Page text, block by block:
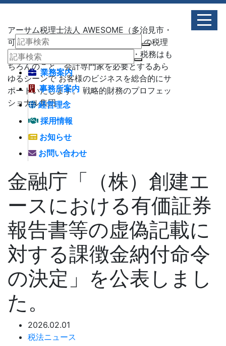
アーサム税理士法人 AWESOME（多治見市・
可児市・瑞浪市・土岐市） -地域No1 の税理
士法人 アーサム税理士法人 – 会計・税務はも
ちろんのこと、会計専門家を必要とするあら
ゆるシーンで お客様のビジネスを総合的にサ
ポートいたします。 戦略的財務のプロフェッ
ショナル集団
業務案内
事務所案内
経営理念
採用情報
お知らせ
お問い合わせ
金融庁「（株）創建エ
ースにおける有価証券
報告書等の虚偽記載に
対する課徴金納付命令
の決定」を公表しまし
た。
2026.02.01
税法ニュース